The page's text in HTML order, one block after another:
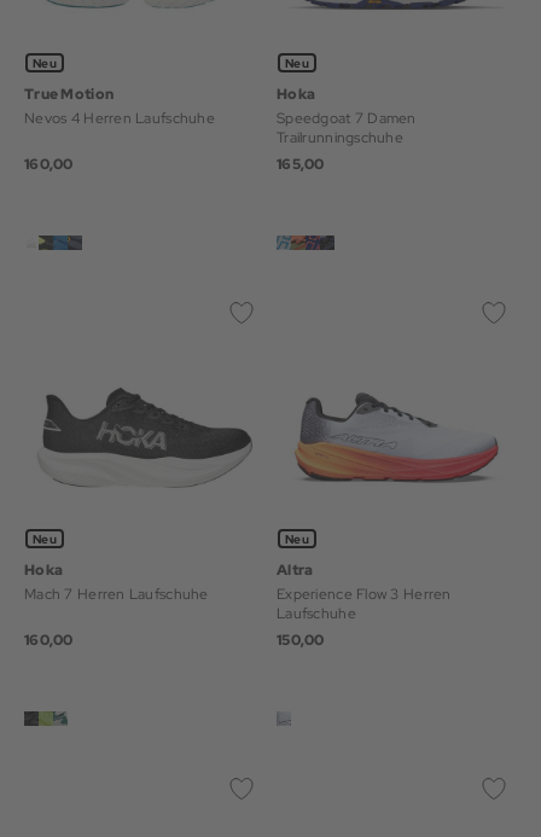
Neu
True Motion
Nevos 4 Herren Laufschuhe
160,00
Neu
Hoka
Speedgoat 7 Damen
Trailrunningschuhe
165,00
Neu
Hoka
Mach 7 Herren Laufschuhe
160,00
Neu
Altra
Experience Flow 3 Herren
Laufschuhe
150,00